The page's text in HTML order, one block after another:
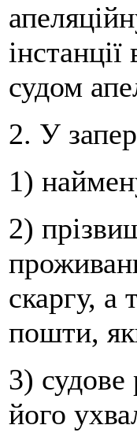
судом
2. У
1)
2)
скаргу, а
пошти,
3) судове
його